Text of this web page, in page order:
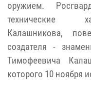
оружием.
технические
Калашникова,
создателя -
Тимофеевича
которого 10 ноября